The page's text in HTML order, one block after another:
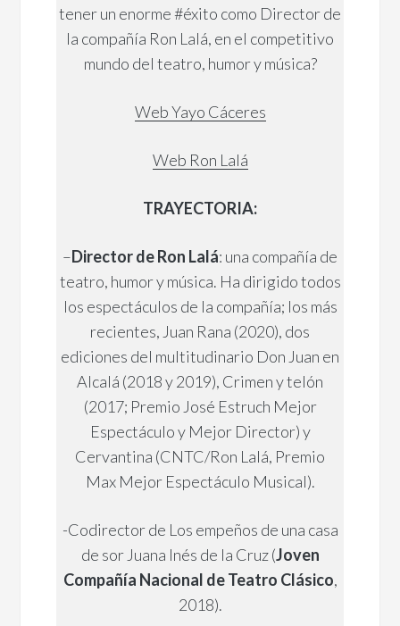
tener un enorme #éxito como Director de
la compañía Ron Lalá, en el competitivo
mundo del teatro, humor y música?
Web Yayo Cáceres
Web Ron Lalá
TRAYECTORIA:
–Director de Ron Lalá: una compañía de
teatro, humor y música. Ha dirigido todos
los espectáculos de la compañía; los más
recientes, Juan Rana (2020), dos
ediciones del multitudinario Don Juan en
Alcalá (2018 y 2019), Crimen y telón
(2017; Premio José Estruch Mejor
Espectáculo y Mejor Director) y
Cervantina (CNTC/Ron Lalá, Premio
Max Mejor Espectáculo Musical).
-Codirector de Los empeños de una casa
de sor Juana Inés de la Cruz (Joven
Compañía Nacional de Teatro Clásico,
2018).